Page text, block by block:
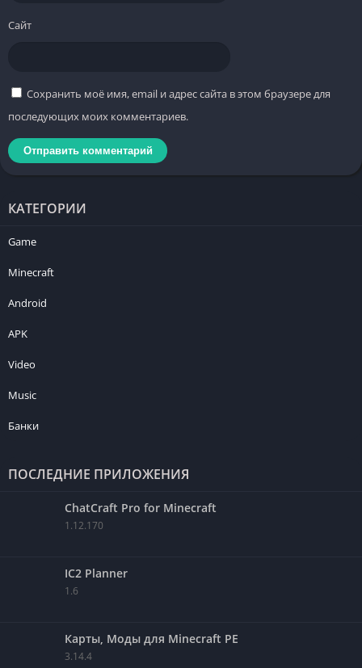
Сайт
Сохранить моё имя, email и адрес сайта в этом браузере для
последующих моих комментариев.
КАТЕГОРИИ
Game
Minecraft
Android
APK
Video
Music
Банки
ПОСЛЕДНИЕ ПРИЛОЖЕНИЯ
ChatCraft Pro for Minecraft
1.12.170
IC2 Planner
1.6
Карты, Моды для Minecraft PE
3.14.4